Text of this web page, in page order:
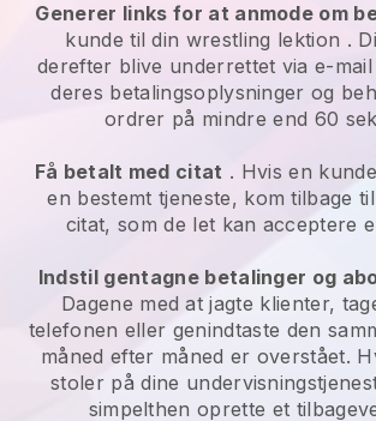
Generer links for at anmode om
kundetil din wrestling lektion .
derefter blive underrettet via e-
deres betalingsoplysninger og
ordrer på mindre end 60
Få betalt med citat . Hvis en
en bestemt tjeneste, kom tilbage
citat, som de let kan acceptere
Indstil gentagne betalinger og
Dagene med at jagte klienter,
telefonen eller genindtaste den
måned efter måned er overstået.
stoler på dine
simpelthen oprette et